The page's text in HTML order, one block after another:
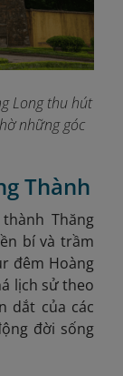
Long thu hút
những góc
Thành
Thăng
bí và trầm
đêm Hoàng
lịch sử theo
dắt của các
đời sống